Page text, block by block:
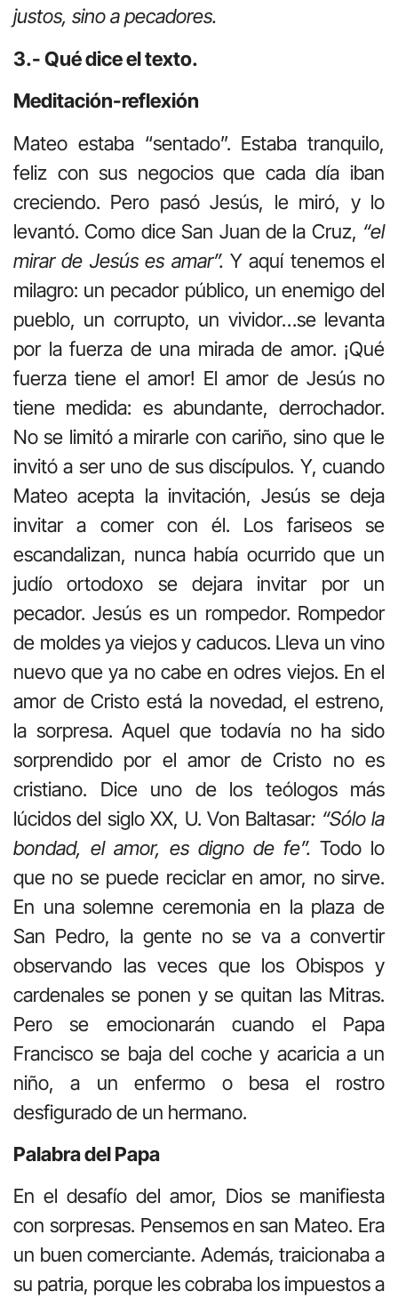
justos, sino a pecadores.
3.- Qué dice el texto.
Meditación-reflexión
Mateo estaba “sentado”. Estaba tranquilo,
feliz con sus negocios que cada día iban
creciendo. Pero pasó Jesús, le miró, y lo
levantó. Como dice San Juan de la Cruz, “el
mirar de Jesús es amar”. Y aquí tenemos el
milagro: un pecador público, un enemigo del
pueblo, un corrupto, un vividor…se levanta
por la fuerza de una mirada de amor. ¡Qué
fuerza tiene el amor! El amor de Jesús no
tiene medida: es abundante, derrochador.
No se limitó a mirarle con cariño, sino que le
invitó a ser uno de sus discípulos. Y, cuando
Mateo acepta la invitación, Jesús se deja
invitar a comer con él. Los fariseos se
escandalizan, nunca había ocurrido que un
judío ortodoxo se dejara invitar por un
pecador. Jesús es un rompedor. Rompedor
de moldes ya viejos y caducos. Lleva un vino
nuevo que ya no cabe en odres viejos. En el
amor de Cristo está la novedad, el estreno,
la sorpresa. Aquel que todavía no ha sido
sorprendido por el amor de Cristo no es
cristiano. Dice uno de los teólogos más
lúcidos del siglo XX, U. Von Baltasar: “Sólo la
bondad, el amor, es digno de fe”. Todo lo
que no se puede reciclar en amor, no sirve.
En una solemne ceremonia en la plaza de
San Pedro, la gente no se va a convertir
observando las veces que los Obispos y
cardenales se ponen y se quitan las Mitras.
Pero se emocionarán cuando el Papa
Francisco se baja del coche y acaricia a un
niño, a un enfermo o besa el rostro
desfigurado de un hermano.
Palabra del Papa
En el desafío del amor, Dios se manifiesta
con sorpresas. Pensemos en san Mateo. Era
un buen comerciante. Además, traicionaba a
su patria, porque les cobraba los impuestos a